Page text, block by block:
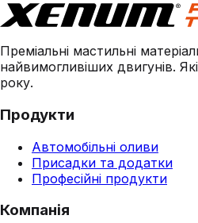
Преміальні мастильні
найвимогливіших двигунів.
року.
Продукти
Автомобільні оливи
Присадки та додатки
Професійні продукти
Компанія